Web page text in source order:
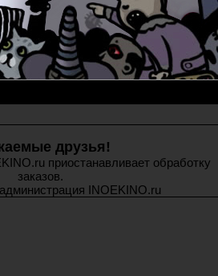
друзья!
приостанавливает обработку
заказов.
INOEKINO.ru